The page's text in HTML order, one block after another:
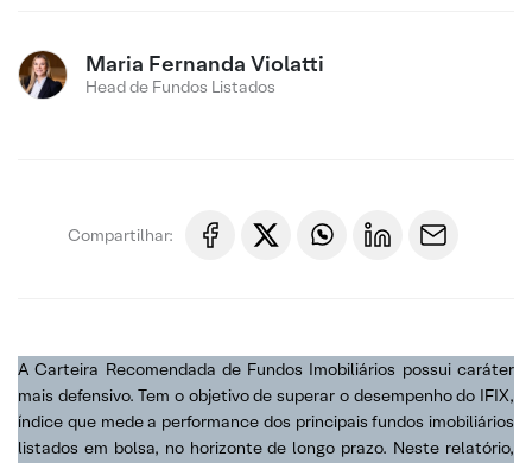
Maria Fernanda Violatti
Head de Fundos Listados
Compartilhar:
A Carteira Recomendada de Fundos Imobiliários possui caráter
mais defensivo. Tem o objetivo de superar o desempenho do IFIX,
índice que mede a performance dos principais fundos imobiliários
listados em bolsa, no horizonte de longo prazo. Neste relatório,